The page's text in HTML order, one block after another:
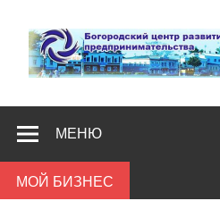
content
МЕНЮ
МОЙ БИЗНЕС